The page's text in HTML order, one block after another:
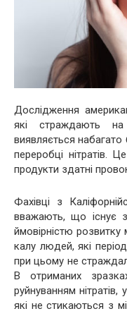
Дослідження
які страждають
виявляється набагато
переробці нітратів.
продукти здатні
Фахівці з
вважають, що існує
ймовірністю розвитку
калу людей, які
при цьому не
В отриманих
руйнуванням
які не стикаються з